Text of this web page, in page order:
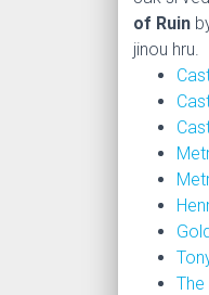
of Ruin
jinou hru.